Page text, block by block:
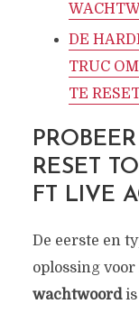
DE
TRUC
TE
RESET
FT LIVE
De eerste en
oplossing voor
wachtwoordis